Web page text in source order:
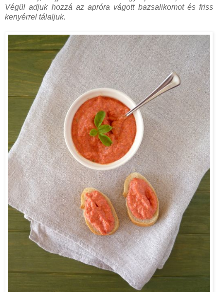
Végül adjuk hozzá az apróra vágott bazsalikomot és friss
kenyérrel tálaljuk.